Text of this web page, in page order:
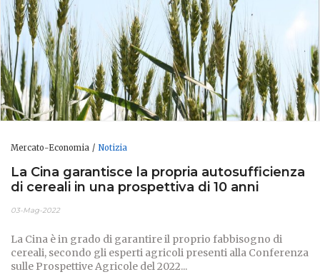
Mercato-Economia Notizia
La Cina garantisce la propria autosufficienza
di cereali in una prospettiva di 10 anni
03-Mag-2022
La Cina è in grado di garantire il proprio fabbisogno di
cereali, secondo gli esperti agricoli presenti alla Conferenza
sulle Prospettive Agricole del 2022...